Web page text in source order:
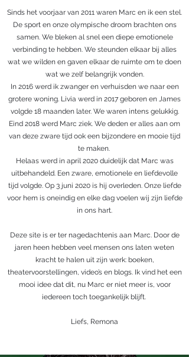
Sinds het voorjaar van 2011 waren Marc en ik een stel.
De sport en onze olympische droom brachten ons
samen. We bleken al snel een diepe emotionele
verbinding te hebben. We steunden elkaar bij alles
wat we wilden en gaven elkaar de ruimte om te doen
wat we zelf belangrijk vonden.
In 2016 werd ik zwanger en verhuisden we naar een
grotere woning. Livia werd in 2017 geboren en James
volgde 18 maanden later. We waren intens gelukkig.
Eind 2018 werd Marc ziek. We deden er alles aan om
van deze zware tijd ook een bijzondere en mooie tijd
te maken.
Helaas werd in april 2020 duidelijk dat Marc was
uitbehandeld. Een zware, emotionele en liefdevolle
tijd volgde. Op 3 juni 2020 is hij overleden. Onze liefde
voor hem is oneindig en elke dag voelen wij zijn liefde
in ons hart.
Deze site is er ter nagedachtenis aan Marc. Door de
jaren heen hebben veel mensen ons laten weten
kracht te halen uit zijn werk: boeken,
theatervoorstellingen, video’s en blogs. Ik vind het een
mooi idee dat dit, nu Marc er niet meer is, voor
iedereen toch toegankelijk blijft.
Liefs, Remona